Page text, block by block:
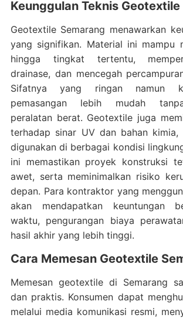
Keunggulan Teknis
Geotextile Semarang menawarkan
yang signifikan. Material ini mampu
hingga tingkat tertentu,
drainase, dan mencegah
Sifatnya yang ringan namun
pemasangan lebih mudah
peralatan berat. Geotextile juga
terhadap sinar UV dan bahan kimia,
digunakan di berbagai kondisi
ini memastikan proyek konstruksi
awet, serta meminimalkan risiko
depan. Para kontraktor yang
akan mendapatkan keuntungan
waktu, pengurangan biaya
hasil akhir yang lebih tinggi.
Cara Memesan Geotextile
Memesan geotextile di Semarang
dan praktis. Konsumen dapat
melalui media komunikasi resmi,